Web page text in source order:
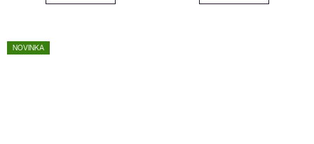
NOVINKA